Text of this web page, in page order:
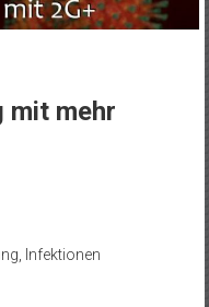
mit mehr
Infektionen